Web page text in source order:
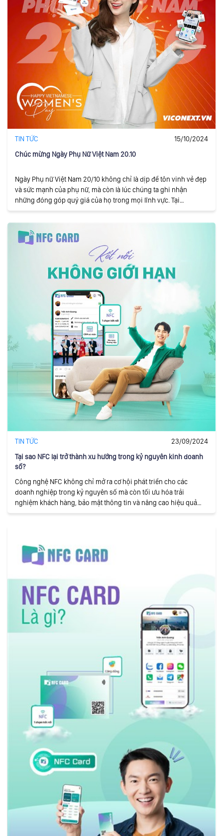
TIN TỨC
15/10/2024
Chúc mừng Ngày Phụ Nữ Việt Nam 20.10
Ngày Phụ nữ Việt Nam 20/10 không chỉ là dịp để tôn vinh vẻ đẹp
và sức mạnh của phụ nữ, mà còn là lúc chúng ta ghi nhận
những đóng góp quý giá của họ trong mọi lĩnh vực. Tại
VicoNext, chúng tôi tự hào khi có những người phụ nữ tài năng
và nhiệt huyết đồng hành trên hành trình sáng tạo và đổi mới.
TIN TỨC
23/09/2024
Tại sao NFC lại trở thành xu hướng trong kỷ nguyên kinh doanh
số?
Công nghệ NFC không chỉ mở ra cơ hội phát triển cho các
doanh nghiệp trong kỷ nguyên số mà còn tối ưu hóa trải
nghiệm khách hàng, bảo mật thông tin và nâng cao hiệu quả
quy trình làm việc.